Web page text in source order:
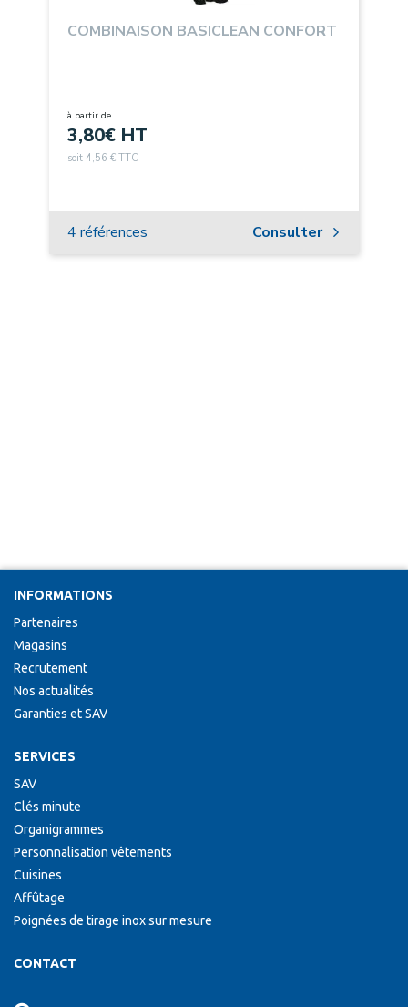
COMBINAISON BASICLEAN CONFORT
à partir de
3,80€ HT
soit 4,56 € TTC
4 références Consulter
INFORMATIONS
Partenaires
Magasins
Recrutement
Nos actualités
Garanties et SAV
SERVICES
SAV
Clés minute
Organigrammes
Personnalisation vêtements
Cuisines
Affûtage
Poignées de tirage inox sur mesure
CONTACT